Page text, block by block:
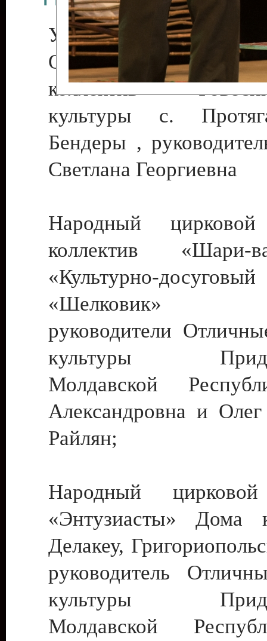
Участники фестиваля:
Образцовый
коллектив
культуры с.
Бендеры ,
Светлана Георгиевна
Народный цирковой
коллектив
«Культурно-
«Шелковик»
руководители
культуры
Молдавской
Александровна и
Райлян;
Народный цирковой
«Энтузиасты» Дома
Делакеу,
руководитель
культуры
Молдавской